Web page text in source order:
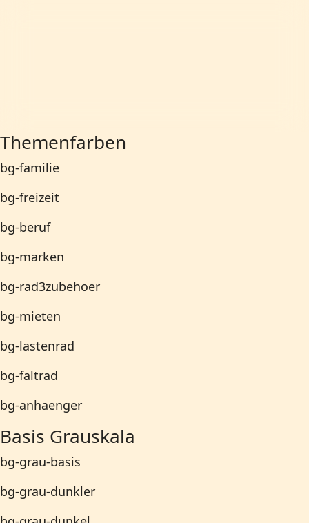
Themenfarben
bg-familie
bg-freizeit
bg-beruf
bg-marken
bg-rad3zubehoer
bg-mieten
bg-lastenrad
bg-faltrad
bg-anhaenger
Basis Grauskala
bg-grau-basis
bg-grau-dunkler